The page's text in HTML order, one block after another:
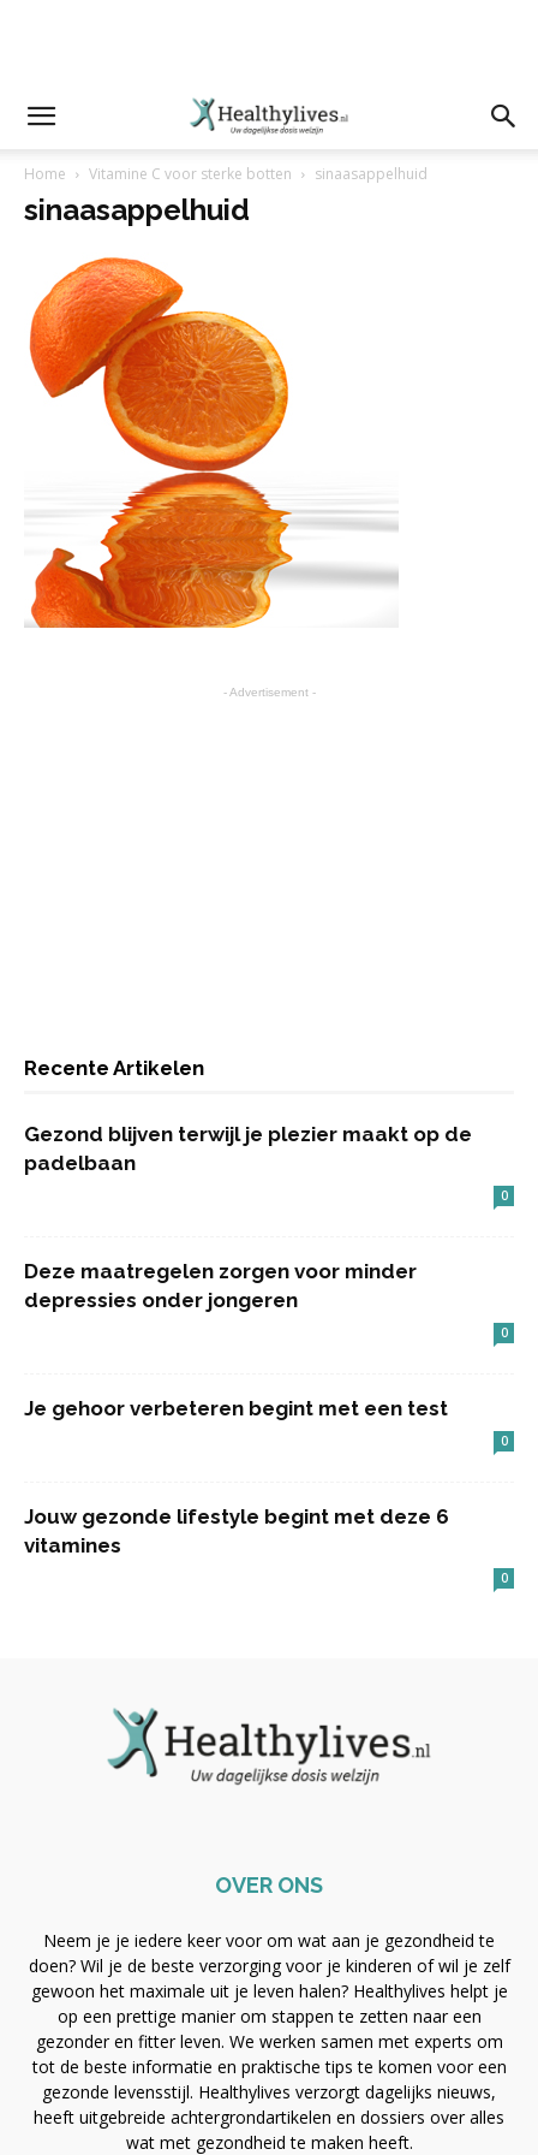
Home Vitamine C voor sterke botten sinaasappelhuid
sinaasappelhuid
- Advertisement -
Recente Artikelen
Gezond blijven terwijl je plezier maakt op de
padelbaan
0
Deze maatregelen zorgen voor minder
depressies onder jongeren
0
Je gehoor verbeteren begint met een test
0
Jouw gezonde lifestyle begint met deze 6
vitamines
0
OVER ONS
Neem je je iedere keer voor om wat aan je gezondheid te
doen? Wil je de beste verzorging voor je kinderen of wil je zelf
gewoon het maximale uit je leven halen? Healthylives helpt je
op een prettige manier om stappen te zetten naar een
gezonder en fitter leven. We werken samen met experts om
tot de beste informatie en praktische tips te komen voor een
gezonde levensstijl. Healthylives verzorgt dagelijks nieuws,
heeft uitgebreide achtergrondartikelen en dossiers over alles
wat met gezondheid te maken heeft.